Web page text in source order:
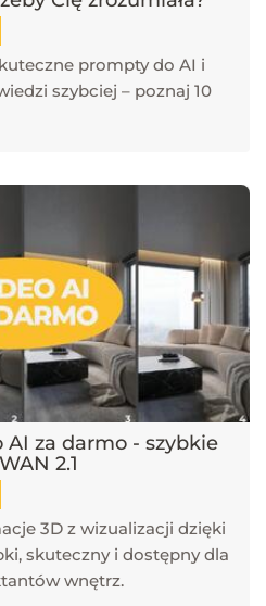
prompty do AI i
szybciej – poznaj 10
za darmo - szybkie
2.1
3D z wizualizacji dzięki
skuteczny i dostępny dla
wnętrz.